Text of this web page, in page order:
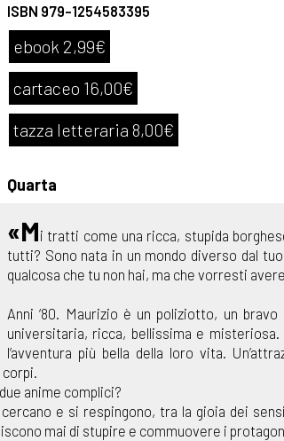
ISBN 979-1254583395
ebook 2,99€
cartaceo 16,00€
tazza letteraria 8,00€
Quarta
«Mi tratti come una ricca, stupida
tutti? Sono nata in un mondo diverso dal
qualcosa che tu non hai, ma che vorresti
Anni ‘80. Maurizio è un poliziotto, un
universitaria, ricca, bellissima e
l’avventura più bella della loro vita.
anime complici?
e si respingono, tra la gioia dei
mai di stupire e commuovere i